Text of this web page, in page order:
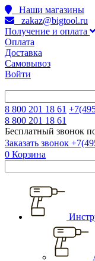
Наши магазины
zakaz@bigtool.ru
Получение и оплата
Оплата
Доставка
Самовывоз
Войти
8 800 201 18 61
8 800 201 18 61
Бесплатный звонок
Заказать звонок
0 Корзина